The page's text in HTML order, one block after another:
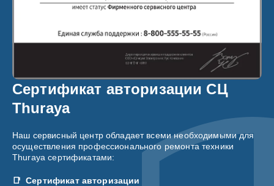
Сертификат авторизации СЦ
Thuraya
Наш сервисный центр обладает всеми необходимыми для
осуществления профессионального ремонта техники
Thuraya сертификатами:
Сертификат авторизации